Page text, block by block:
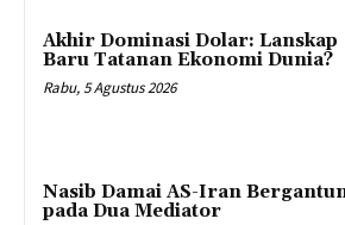
Akhir Dominasi Dolar: Lanskap
Baru Tatanan Ekonomi Dunia?
Rabu, 5 Agustus 2026
Nasib Damai AS-Iran
pada Dua Mediator